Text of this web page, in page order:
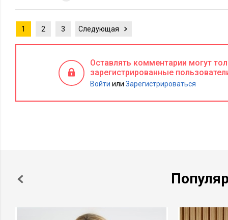
1 2 3 Следующая
Оставлять комментарии могут
зарегистрированные
Войти или Зарегистрироваться